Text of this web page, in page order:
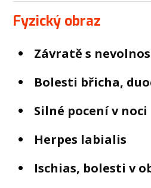
Fyzický obraz
Závratě s
Bolesti břicha,
Silné pocení v noci
Herpes labialis
Ischias, bolesti v